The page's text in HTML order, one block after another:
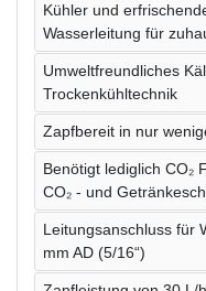
Kühler und
Wasserleitung für
Umweltfreundliches
Trockenkühltechnik
Zapfbereit in nur
Benötigt lediglich CO₂
CO₂ - und
Leitungsanschluss für
mm AD (5/16“)